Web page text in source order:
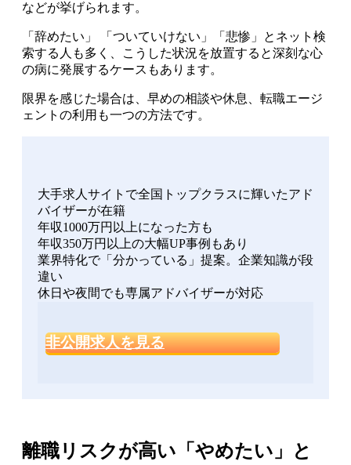
などが挙げられます。
「辞めたい」 「ついていけない」「悲惨」とネット検
索する人も多く、こうした状況を放置すると深刻な心
の病に発展するケースもあります。
限界を感じた場合は、早めの相談や休息、転職エージ
ェントの利用も一つの方法です。
大手求人サイトで全国トップクラスに輝いたアド
バイザーが在籍
年収1000万円以上になった方も
年収350万円以上の大幅UP事例もあり
業界特化で「分かっている」提案。企業知識が段
違い
休日や夜間でも専属アドバイザーが対応
非公開求人を見る
離職リスクが高い「やめたい」と